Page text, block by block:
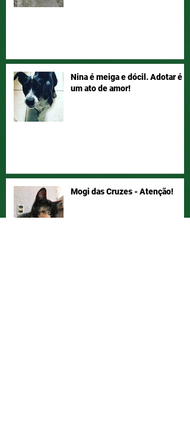
Nina é meiga e dócil. Adotar é
um ato de amor!
Mogi das Cruzes - Atenção!